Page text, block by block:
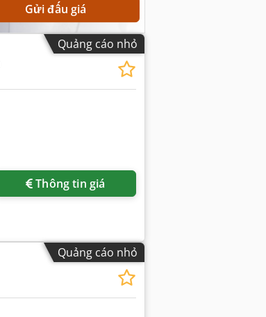
Gửi đấu giá
Quảng cáo nhỏ
Thông tin giá
Quảng cáo nhỏ